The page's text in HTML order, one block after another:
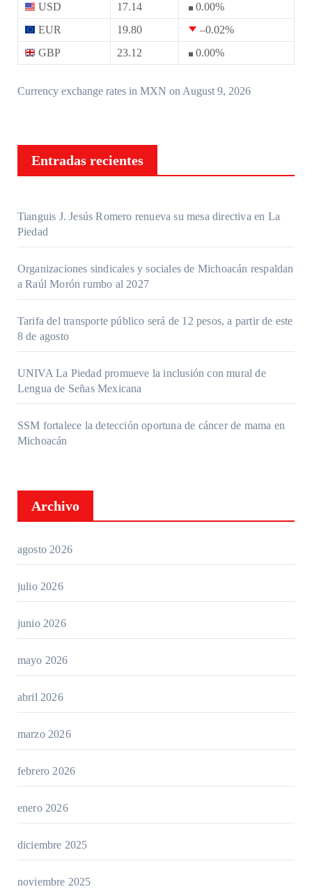
USD 17.14 0.00%
EUR
19.80 –0.02%
GBP
23.12 0.00%
Currency exchange rates in MXN on August 9, 2026
Entradas recientes
Tianguis J. Jesús Romero renueva su mesa directiva en La
Piedad
Organizaciones sindicales y sociales de Michoacán respaldan
a Raúl Morón rumbo al 2027
Tarifa del transporte público será de 12 pesos, a partir de este
8 de agosto
UNIVA La Piedad promueve la inclusión con mural de
Lengua de Señas Mexicana
SSM fortalece la detección oportuna de cáncer de mama en
Michoacán
Archivo
agosto 2026
julio 2026
junio 2026
mayo 2026
abril 2026
marzo 2026
febrero 2026
enero 2026
diciembre 2025
noviembre 2025